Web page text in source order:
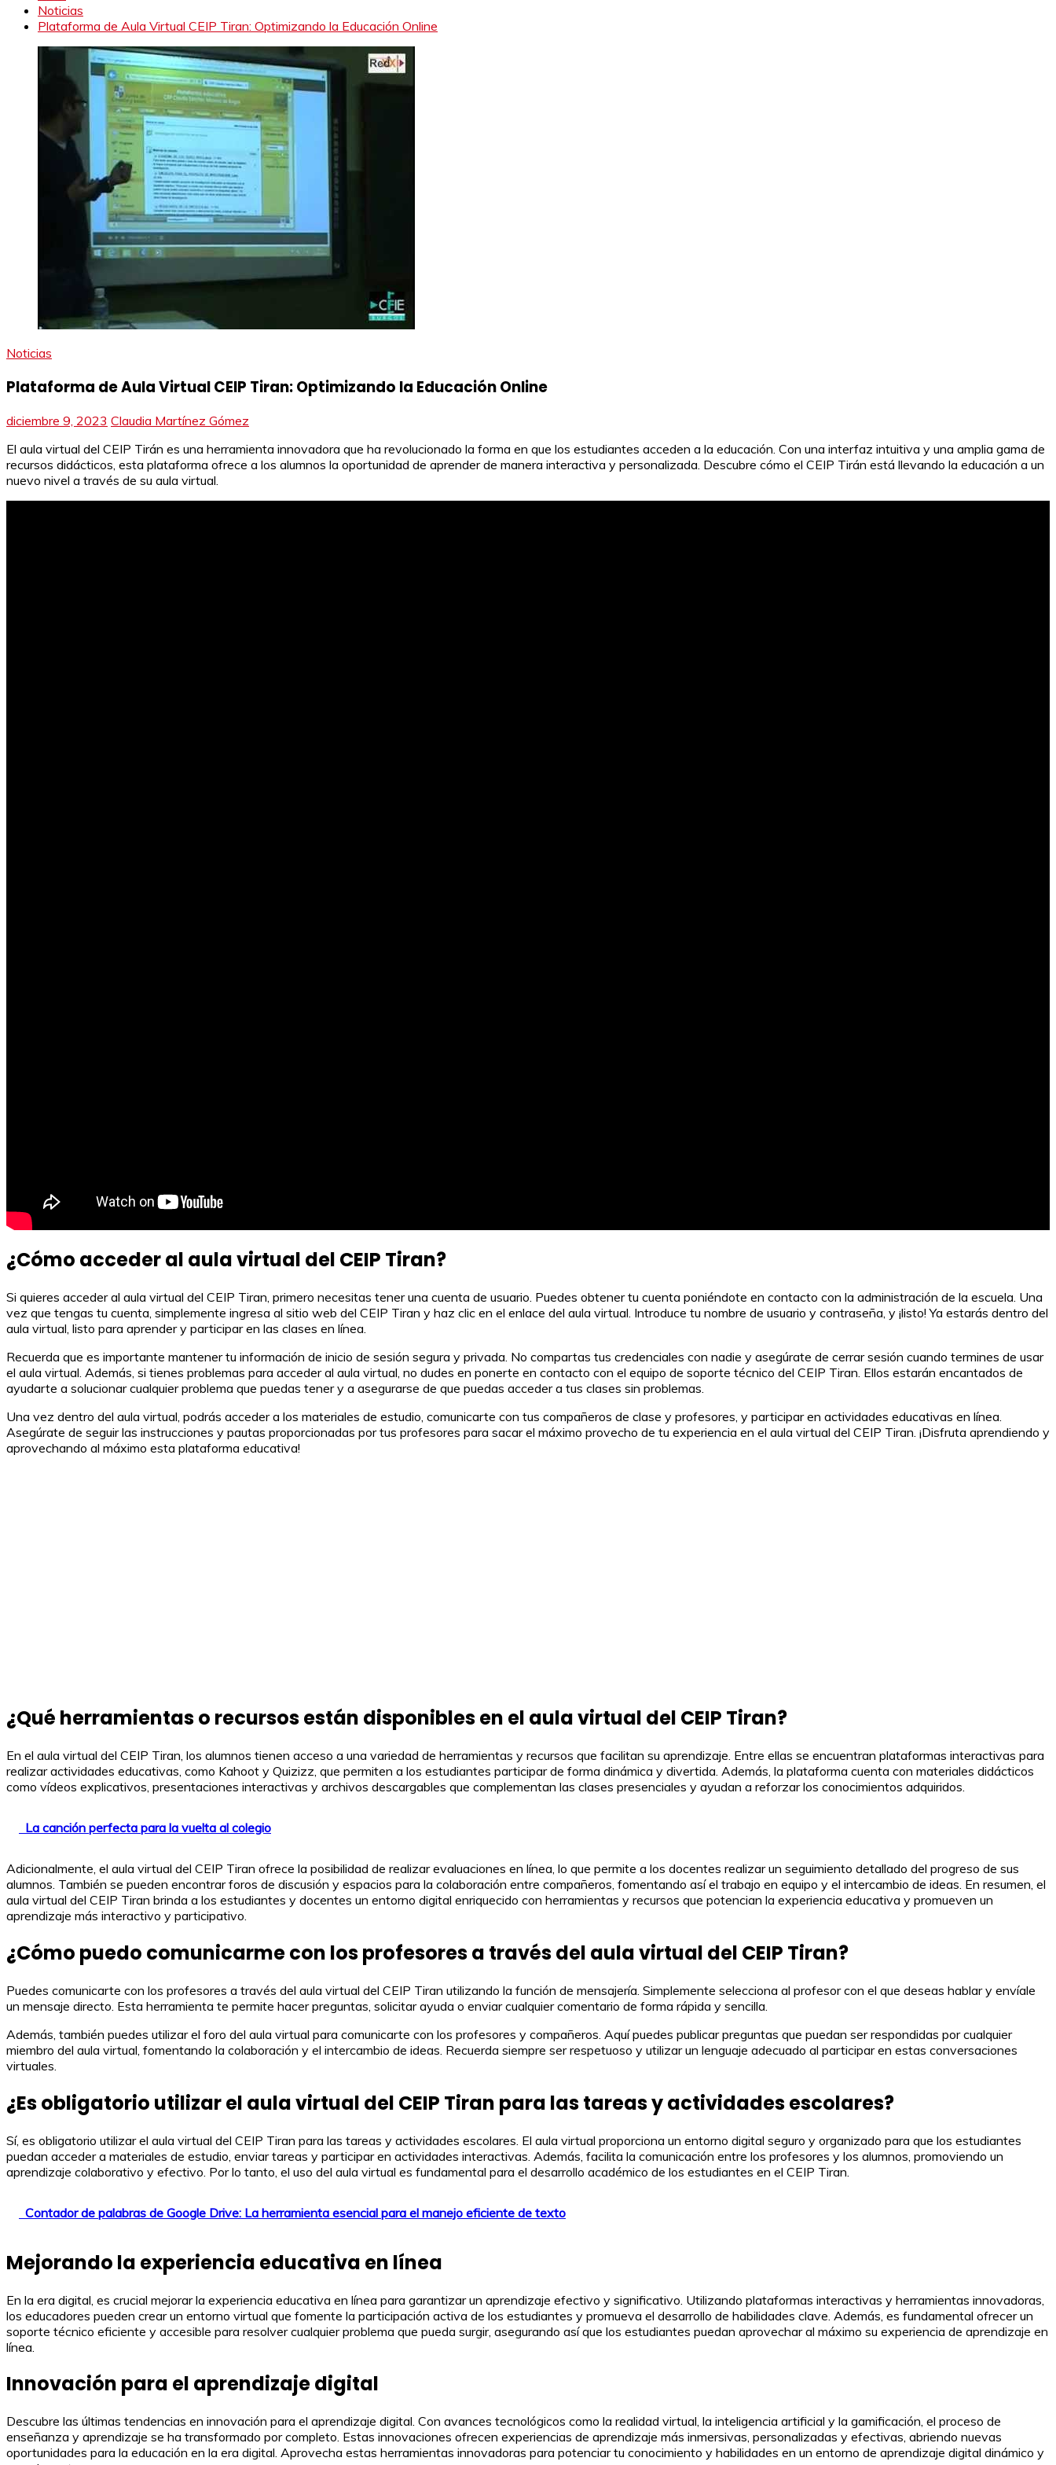
Noticias
Plataforma de Aula Virtual CEIP Tiran: Optimizando la Educación Online
Noticias
Plataforma de Aula Virtual CEIP Tiran: Optimizando la Educación Online
diciembre 9, 2023 Claudia Martínez Gómez
El aula virtual del CEIP Tirán es una herramienta innovadora que ha revolucionado la forma en que los estudiantes acceden a la educación. Con una interfaz intuitiva y una amplia gama de
recursos didácticos, esta plataforma ofrece a los alumnos la oportunidad de aprender de manera interactiva y personalizada. Descubre cómo el CEIP Tirán está llevando la educación a un
nuevo nivel a través de su aula virtual.
¿Cómo acceder al aula virtual del CEIP Tiran?
Si quieres acceder al aula virtual del CEIP Tiran, primero necesitas tener una cuenta de usuario. Puedes obtener tu cuenta poniéndote en contacto con la administración de la escuela. Una
vez que tengas tu cuenta, simplemente ingresa al sitio web del CEIP Tiran y haz clic en el enlace del aula virtual. Introduce tu nombre de usuario y contraseña, y ¡listo! Ya estarás dentro del
aula virtual, listo para aprender y participar en las clases en línea.
Recuerda que es importante mantener tu información de inicio de sesión segura y privada. No compartas tus credenciales con nadie y asegúrate de cerrar sesión cuando termines de usar
el aula virtual. Además, si tienes problemas para acceder al aula virtual, no dudes en ponerte en contacto con el equipo de soporte técnico del CEIP Tiran. Ellos estarán encantados de
ayudarte a solucionar cualquier problema que puedas tener y a asegurarse de que puedas acceder a tus clases sin problemas.
Una vez dentro del aula virtual, podrás acceder a los materiales de estudio, comunicarte con tus compañeros de clase y profesores, y participar en actividades educativas en línea.
Asegúrate de seguir las instrucciones y pautas proporcionadas por tus profesores para sacar el máximo provecho de tu experiencia en el aula virtual del CEIP Tiran. ¡Disfruta aprendiendo y
aprovechando al máximo esta plataforma educativa!
¿Qué herramientas o recursos están disponibles en el aula virtual del CEIP Tiran?
En el aula virtual del CEIP Tiran, los alumnos tienen acceso a una variedad de herramientas y recursos que facilitan su aprendizaje. Entre ellas se encuentran plataformas interactivas para
realizar actividades educativas, como Kahoot y Quizizz, que permiten a los estudiantes participar de forma dinámica y divertida. Además, la plataforma cuenta con materiales didácticos
como vídeos explicativos, presentaciones interactivas y archivos descargables que complementan las clases presenciales y ayudan a reforzar los conocimientos adquiridos.
La canción perfecta para la vuelta al colegio
Adicionalmente, el aula virtual del CEIP Tiran ofrece la posibilidad de realizar evaluaciones en línea, lo que permite a los docentes realizar un seguimiento detallado del progreso de sus
alumnos. También se pueden encontrar foros de discusión y espacios para la colaboración entre compañeros, fomentando así el trabajo en equipo y el intercambio de ideas. En resumen, el
aula virtual del CEIP Tiran brinda a los estudiantes y docentes un entorno digital enriquecido con herramientas y recursos que potencian la experiencia educativa y promueven un
aprendizaje más interactivo y participativo.
¿Cómo puedo comunicarme con los profesores a través del aula virtual del CEIP Tiran?
Puedes comunicarte con los profesores a través del aula virtual del CEIP Tiran utilizando la función de mensajería. Simplemente selecciona al profesor con el que deseas hablar y envíale
un mensaje directo. Esta herramienta te permite hacer preguntas, solicitar ayuda o enviar cualquier comentario de forma rápida y sencilla.
Además, también puedes utilizar el foro del aula virtual para comunicarte con los profesores y compañeros. Aquí puedes publicar preguntas que puedan ser respondidas por cualquier
miembro del aula virtual, fomentando la colaboración y el intercambio de ideas. Recuerda siempre ser respetuoso y utilizar un lenguaje adecuado al participar en estas conversaciones
virtuales.
¿Es obligatorio utilizar el aula virtual del CEIP Tiran para las tareas y actividades escolares?
Sí, es obligatorio utilizar el aula virtual del CEIP Tiran para las tareas y actividades escolares. El aula virtual proporciona un entorno digital seguro y organizado para que los estudiantes
puedan acceder a materiales de estudio, enviar tareas y participar en actividades interactivas. Además, facilita la comunicación entre los profesores y los alumnos, promoviendo un
aprendizaje colaborativo y efectivo. Por lo tanto, el uso del aula virtual es fundamental para el desarrollo académico de los estudiantes en el CEIP Tiran.
Contador de palabras de Google Drive: La herramienta esencial para el manejo eficiente de texto
Mejorando la experiencia educativa en línea
En la era digital, es crucial mejorar la experiencia educativa en línea para garantizar un aprendizaje efectivo y significativo. Utilizando plataformas interactivas y herramientas innovadoras,
los educadores pueden crear un entorno virtual que fomente la participación activa de los estudiantes y promueva el desarrollo de habilidades clave. Además, es fundamental ofrecer un
soporte técnico eficiente y accesible para resolver cualquier problema que pueda surgir, asegurando así que los estudiantes puedan aprovechar al máximo su experiencia de aprendizaje en
línea.
Innovación para el aprendizaje digital
Descubre las últimas tendencias en innovación para el aprendizaje digital. Con avances tecnológicos como la realidad virtual, la inteligencia artificial y la gamificación, el proceso de
enseñanza y aprendizaje se ha transformado por completo. Estas innovaciones ofrecen experiencias de aprendizaje más inmersivas, personalizadas y efectivas, abriendo nuevas
oportunidades para la educación en la era digital. Aprovecha estas herramientas innovadoras para potenciar tu conocimiento y habilidades en un entorno de aprendizaje digital dinámico y